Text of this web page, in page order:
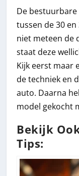
De bestuurbare
tussen de 30
niet meteen de
staat deze
Kijk eerst maar
de techniek en
auto. Daarna
model gekocht
Bekijk
Tips: